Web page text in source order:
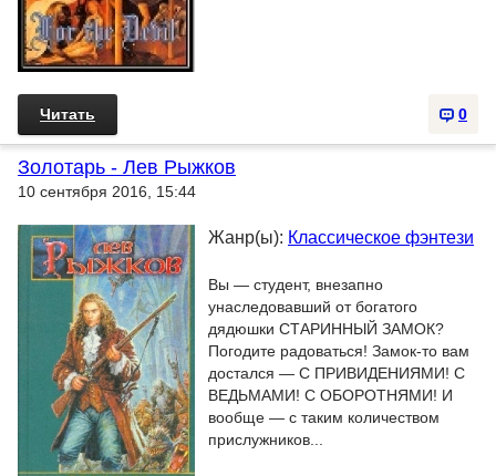
0
Читать
Золотарь - Лев Рыжков
10 сентября 2016, 15:44
Жанр(ы): Классическое фэнтези
Вы — студент, внезапно
унаследовавший от богатого
дядюшки СТАРИННЫЙ ЗАМОК?
Погодите радоваться! Замок-то вам
достался — С ПРИВИДЕНИЯМИ! С
ВЕДЬМАМИ! С ОБОРОТНЯМИ! И
вообще — с таким количеством
прислужников...